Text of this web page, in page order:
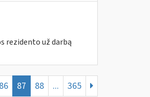
rezidento už darbą
86 87 88 ... 365